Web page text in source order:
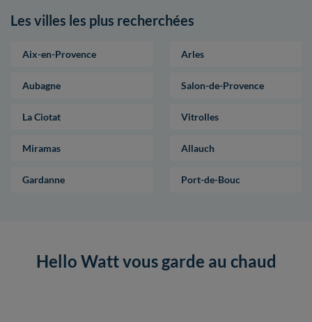
Les villes les plus recherchées
Aix-en-Provence Arles
Aubagne Salon-de-Provence
La Ciotat Vitrolles
Miramas Allauch
Gardanne Port-de-Bouc
Hello Watt vous garde au chaud